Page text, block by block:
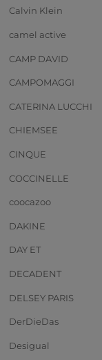
Calvin Klein
camel active
CAMP DAVID
CAMPOMAGGI
CATERINA LUCCHI
CHIEMSEE
CINQUE
COCCINELLE
coocazoo
DAKINE
DAY ET
DECADENT
DELSEY PARIS
DerDieDas
Desigual